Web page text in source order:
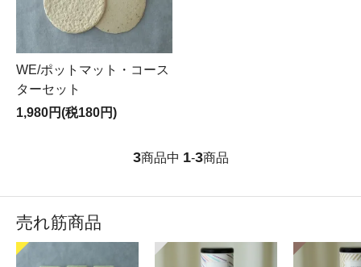
WE/ポットマット・コース
ターセット
1,980円(税180円)
3商品中 1-3商品
売れ筋商品